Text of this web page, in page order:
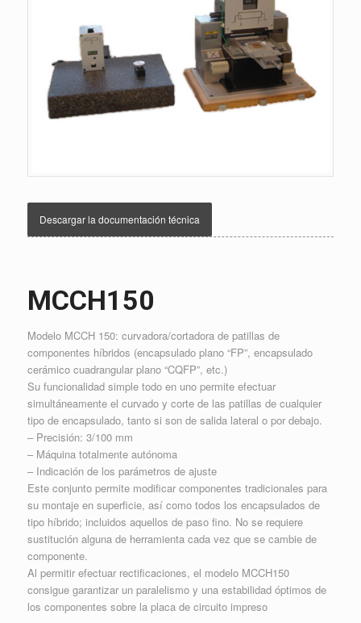
Descargar la documentación técnica
MCCH150
Modelo MCCH 150: curvadora/cortadora de patillas de
componentes híbridos (encapsulado plano “FP”, encapsulado
cerámico cuadrangular plano “CQFP”, etc.)
Su funcionalidad simple todo en uno permite efectuar
simultáneamente el curvado y corte de las patillas de cualquier
tipo de encapsulado, tanto si son de salida lateral o por debajo.
– Precisión: 3/100 mm
– Máquina totalmente autónoma
– Indicación de los parámetros de ajuste
Este conjunto permite modificar componentes tradicionales para
su montaje en superficie, así como todos los encapsulados de
tipo híbrido; incluidos aquellos de paso fino. No se requiere
sustitución alguna de herramienta cada vez que se cambie de
componente.
Al permitir efectuar rectificaciones, el modelo MCCH150
consigue garantizar un paralelismo y una estabilidad óptimos de
los componentes sobre la placa de circuito impreso